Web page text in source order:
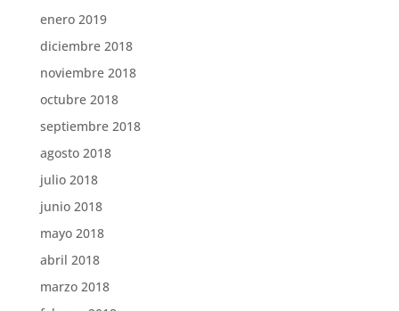
enero 2019
diciembre 2018
noviembre 2018
octubre 2018
septiembre 2018
agosto 2018
julio 2018
junio 2018
mayo 2018
abril 2018
marzo 2018